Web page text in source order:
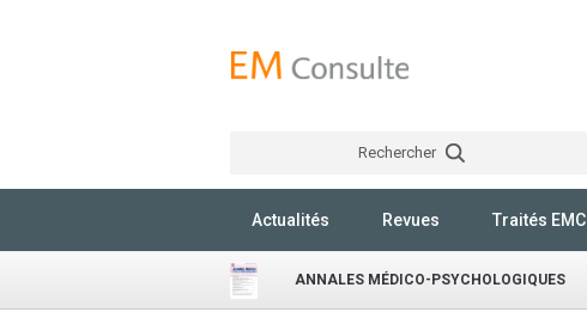
Rechercher
Actualités Revues Traités EMC
ANNALES MÉDICO-PSYCHOLOGIQUES